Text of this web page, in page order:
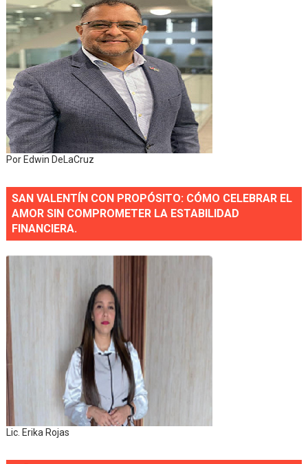
Por Edwin DeLaCruz
SAN VALENTÍN CON PROPÓSITO: CÓMO CELEBRAR EL
AMOR SIN COMPROMETER LA ESTABILIDAD
FINANCIERA.
Lic. Erika Rojas